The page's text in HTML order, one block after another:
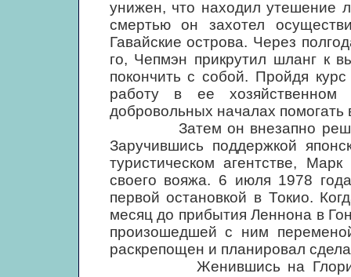
унижен, что находил утешение
смертью он захотел
Гавайские острова. Через
го, Чепмэн прикрутил шланг к
покончить с собой. Пройдя
работу в ее
добровольных началах помогать
Затем он внезапно решил
Заручившись поддержкой
туристическом агентстве,
своего вояжа. 6 июля 1978
первой остановкой в Токио.
месяц до прибытия Леннона в
произошедшей с ним
раскрепощен и планировал
Женившись на Глории